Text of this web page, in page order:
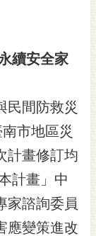
續安全家
民間防救災
市地區災
計畫修訂均
計畫」中
家諮詢委員
應變策進改